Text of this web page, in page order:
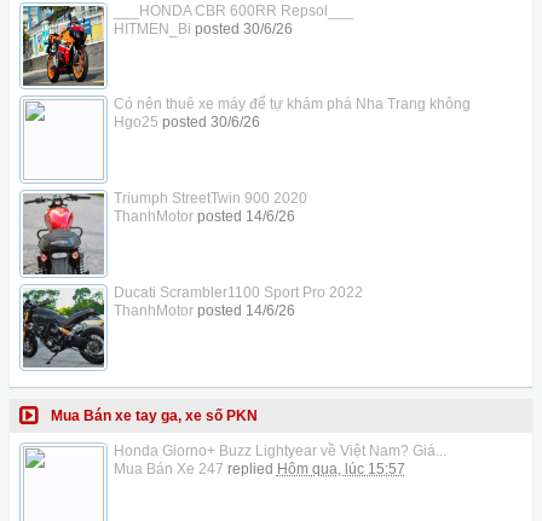
___HONDA CBR 600RR Repsol___
HITMEN_Bi posted 30/6/26
Có nên thuê xe máy để tự khám phá Nha Trang không
Hgo25 posted 30/6/26
Triumph StreetTwin 900 2020
ThanhMotorposted 14/6/26
Ducati Scrambler1100 Sport Pro 2022
ThanhMotorposted 14/6/26
Mua Bán xe tay ga, xe số PKN
Honda Giorno+ Buzz Lightyear về Việt Nam? Giá...
Mua Bán Xe 247 replied Hôm qua, lúc 15:57